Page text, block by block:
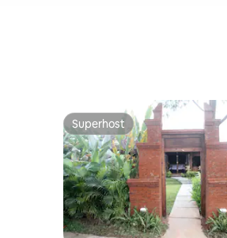
Superhost
Superhost